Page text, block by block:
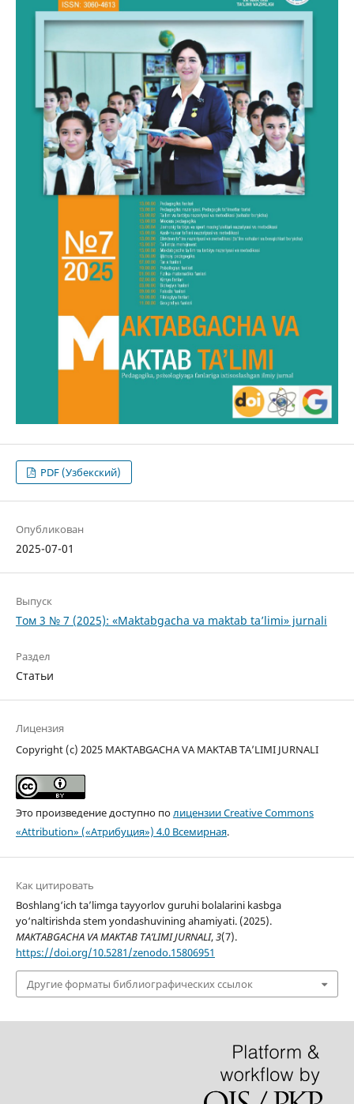
PDF (Узбекский)
Опубликован
2025-07-01
Выпуск
Том 3 № 7 (2025): «Maktabgacha va maktab ta’limi» jurnali
Раздел
Статьи
Лицензия
Copyright (c) 2025 MAKTABGACHA VA MAKTAB TA’LIMI JURNALI
Это произведение доступно полицензии Creative Commons
«Attribution» («Атрибуция») 4.0 Всемирная.
Как цитировать
Boshlang‘ich ta’limga tayyorlov guruhi bolalarini kasbga
yo‘naltirishda stem yondashuvining ahamiyati. (2025).
MAKTABGACHA VA MAKTAB TA’LIMI JURNALI,3(7).
https://doi.org/10.5281/zenodo.15806951
Другие форматы библиографических ссылок